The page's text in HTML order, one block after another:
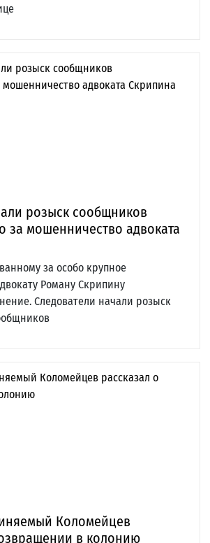
розыск сообщников
за мошенничество адвоката
за особо крупное
Роману Скрипину
Следователи начали розыск
Коломейцев
в колонию